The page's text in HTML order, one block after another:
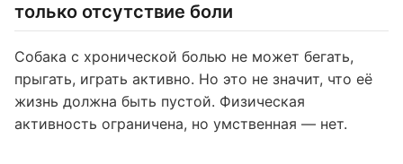
только отсутствие боли
Собака с хронической болью не может бегать,
прыгать, играть активно. Но это не значит, что её
жизнь должна быть пустой. Физическая
активность ограничена, но умственная — нет.